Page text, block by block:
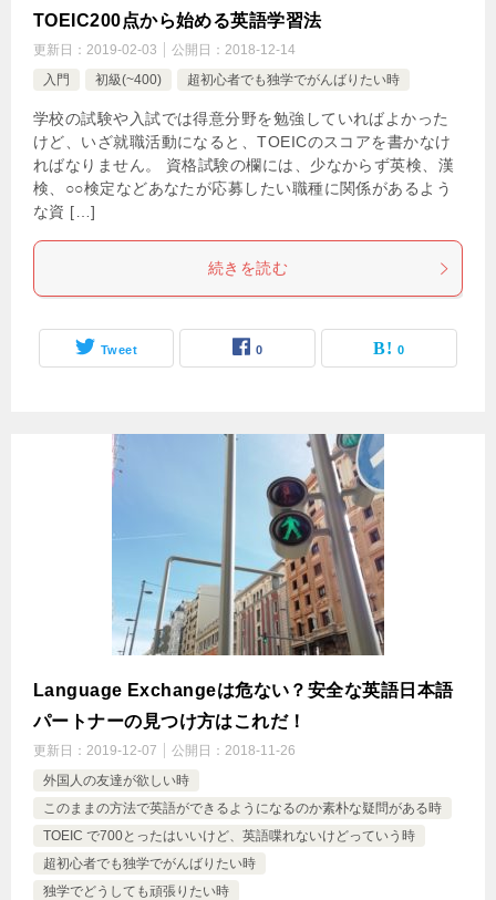
TOEIC200点から始める英語学習法
更新日： 2019-02-03 公開日： 2018-12-14
入門
初級(~400) 超初心者でも独学でがんばりたい時
学校の試験や入試では得意分野を勉強していればよかった
けど、いざ就職活動になると、TOEICのスコアを書かなけ
ればなりません。 資格試験の欄には、少なからず英検、漢
検、○○検定などあなたが応募したい職種に関係があるよう
な資 […]
続きを読む
Tweet 0 0
Language Exchangeは危ない？安全な英語日本語
パートナーの見つけ方はこれだ！
更新日： 2019-12-07 公開日： 2018-11-26
外国人の友達が欲しい時
このままの方法で英語ができるようになるのか素朴な疑問がある時
TOEIC で700とったはいいけど、英語喋れないけどっていう時
超初心者でも独学でがんばりたい時
独学でどうしても頑張りたい時